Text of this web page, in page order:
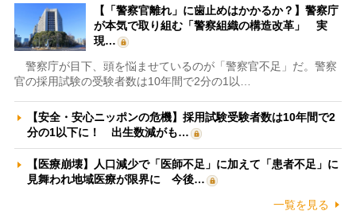
【「警察官離れ」に歯止めはかかるか？】警察庁
が本気で取り組む「警察組織の構造改革」 実
現…
警察庁が目下、頭を悩ませているのが「警察官不足」だ。警察
官の採用試験の受験者数は10年間で2分の1以…
【安全・安心ニッポンの危機】採用試験受験者数は10年間で2
分の1以下に！ 出生数減がも…
【医療崩壊】人口減少で「医師不足」に加えて「患者不足」に
見舞われ地域医療が限界に 今後…
一覧を見る